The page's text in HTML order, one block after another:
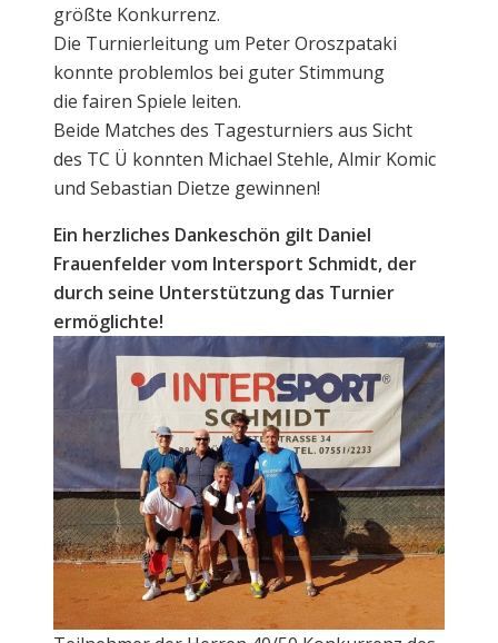
größte Konkurrenz.
Die Turnierleitung um Peter Oroszpataki
konnte problemlos bei guter Stimmung
die fairen Spiele leiten.
Beide Matches des Tagesturniers aus Sicht
des TC Ü konnten Michael Stehle, Almir Komic
und Sebastian Dietze gewinnen!
Ein herzliches Dankeschön gilt Daniel
Frauenfelder vom Intersport Schmidt, der
durch seine Unterstützung das Turnier
ermöglichte!